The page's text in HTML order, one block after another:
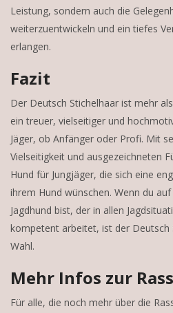
Leistung, sondern auch die
weiterzuentwickeln und ein tiefes
erlangen.
Fazit
Der Deutsch Stichelhaar ist mehr
ein treuer, vielseitiger und
Jäger, ob Anfänger oder Profi. Mit
Vielseitigkeit und ausgezeichneten
Hund für Jungjäger, die sich eine
ihrem Hund wünschen. Wenn du
Jagdhund bist, der in allen
kompetent arbeitet, ist der Deutsch
Wahl.
Mehr Infos zur
Für alle, die noch mehr über die